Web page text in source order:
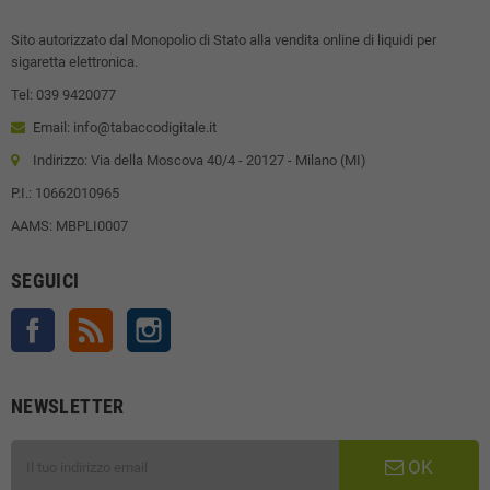
Sito autorizzato dal Monopolio di Stato alla vendita online di liquidi per
sigaretta elettronica.
Tel: 039 9420077
Email: info@tabaccodigitale.it
Indirizzo: Via della Moscova 40/4 - 20127 - Milano (MI)
P.I.: 10662010965
AAMS: MBPLI0007
SEGUICI
Facebook Rss
NEWSLETTER
OK